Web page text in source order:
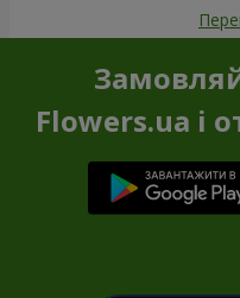
Flowers.ua і